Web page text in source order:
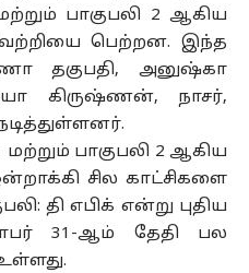
பாகுபலி 2 ஆகிய
பெற்றன. இந்த
தகுபதி, அனுஷ்கா
கிருஷ்ணன், நாசர்,
பாகுபலி 2 ஆகிய
சில காட்சிகளை
தி எபிக் என்று புதிய
31-ஆம் தேதி பல